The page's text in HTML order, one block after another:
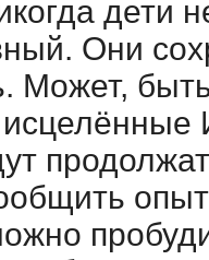
дети
Они
Может,